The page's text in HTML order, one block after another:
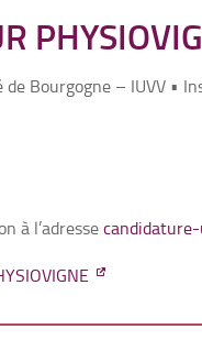
de Bourgogne – IUVV •
à l’adresse